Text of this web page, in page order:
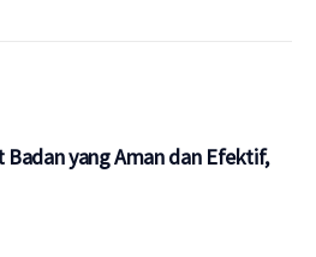
Badan yang Aman dan Efektif,